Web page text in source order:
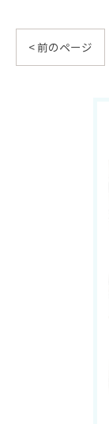
< 前のページ